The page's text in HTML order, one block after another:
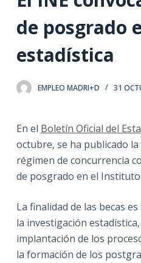
n
e
d
o
de posgrado
estadística
EMPLEO MADRI+D 31
En el Boletín Oficial del
octubre, se ha publicado
régimen de concurrencia
de posgrado en el
La finalidad de las becas
la investigación
implantación de los
la formación de los